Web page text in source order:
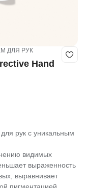
ДЛЯ РУК
Hand
рук с уникальным
видимых
выраженность
выравнивает